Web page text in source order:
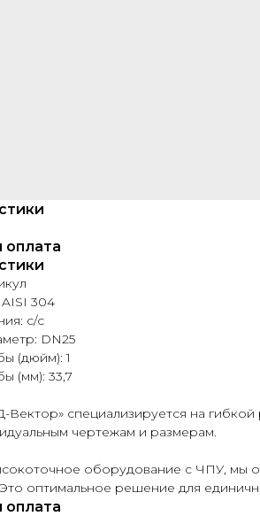
оплата
304
с/с
DN25
(дюйм): 1
(мм): 33,7
Вектор» специализируется на
чертежам и размерам.
оборудование с ЧПУ, мы
оптимальное решение для
оплата